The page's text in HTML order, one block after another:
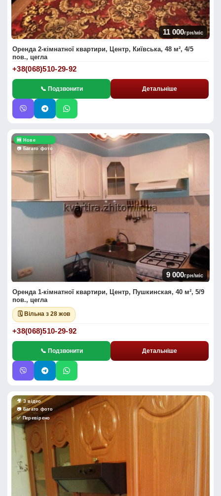
11 000грн/міс
Оренда 2-кімнатної квартири, Центр, Київська, 48 м², 4/5
пов., цегла
+38(068)510-29-92
📞 Подзвонити Детальніше
🆕 Нове
📷 Багато фото
9 000грн/міс
Оренда 1-кімнатної квартири, Центр, Пушкинская, 40 м², 5/9
пов., цегла
🗓 Вільна з 28 жов
+38(068)510-29-92
📞 Подзвонити Детальніше
🎥 З відео
📷 Багато фото
✅ Перевірено